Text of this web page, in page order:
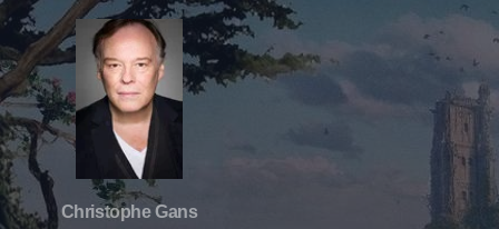
Christophe Gans